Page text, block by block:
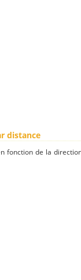
distance
fonction de la